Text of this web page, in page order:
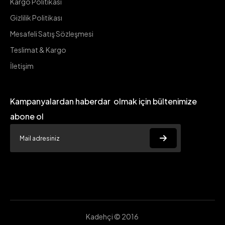
Gizlilik Politikası
Mesafeli Satış Sözleşmesi
Teslimat & Kargo
İletişim
Kampanyalardan haberdar olmak için bültenimize
abone ol
Kadehçi © 2016